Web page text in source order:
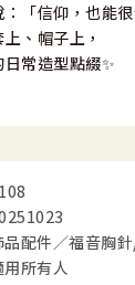
「信仰，也能很
、帽子上，
常造型點綴✨
配件／福音胸
所有人